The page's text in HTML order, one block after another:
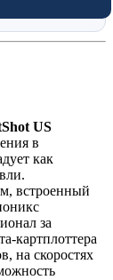
US
в
как
встроенный
за
картплоттера
на скоростях